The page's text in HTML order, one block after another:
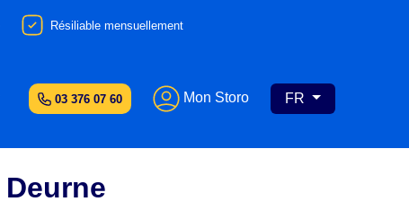
Résiliable mensuellement
03 376 07 60 Mon Storo FR